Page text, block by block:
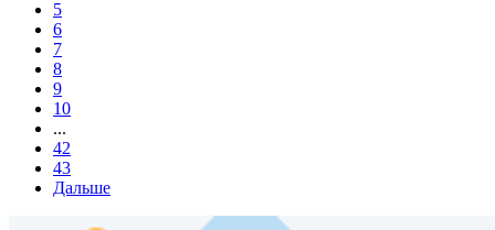
5
6
7
8
9
10
...
42
43
Дальше